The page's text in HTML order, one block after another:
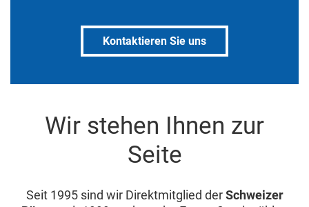
Kontaktieren Sie uns
Wir stehen Ihnen zur
Seite
Seit 1995 sind wir Direktmitglied derSchweizer